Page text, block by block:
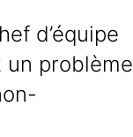
d’équipe
problème